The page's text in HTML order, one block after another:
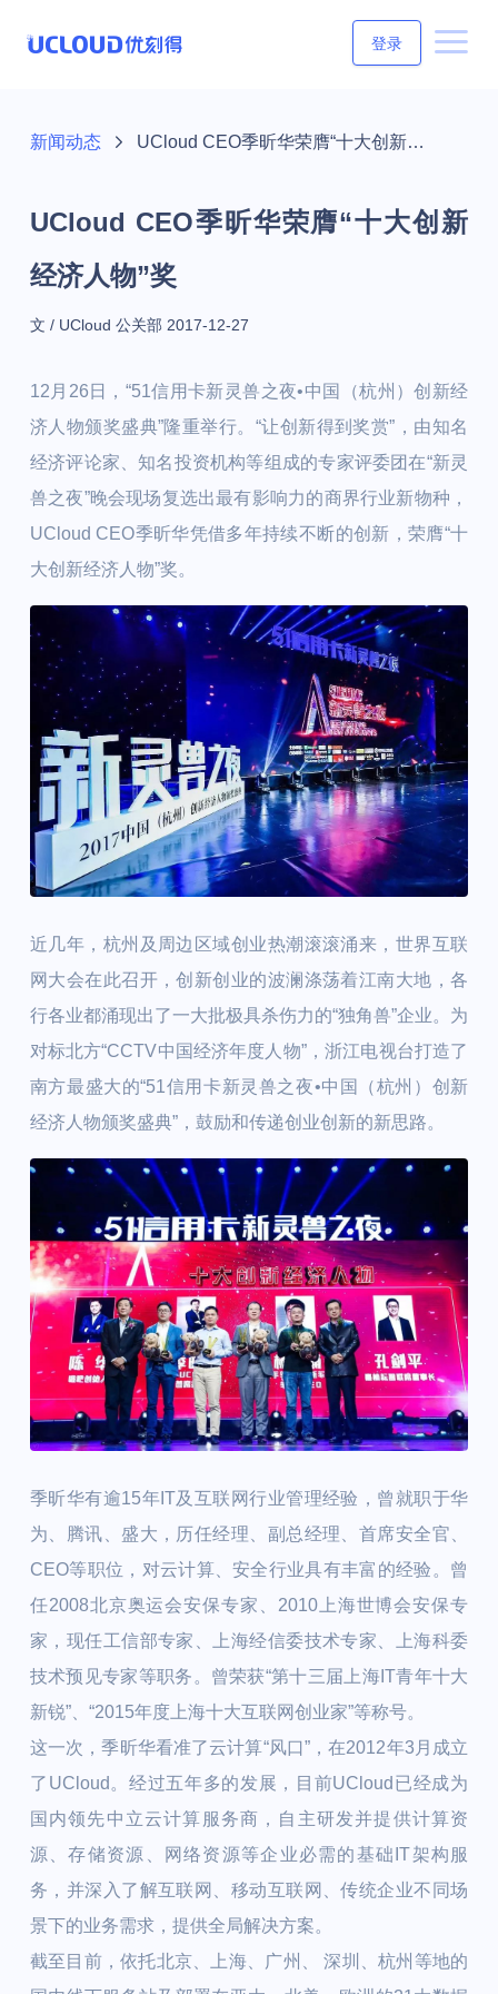
登录
新闻动态 UCloud CEO季昕华荣膺“十大创新经济人物”奖
UCloud CEO季昕华荣膺“十大创新
经济人物”奖
文 / UCloud 公关部 2017-12-27
12月26日，“51信用卡新灵兽之夜•中国（杭州）创新经
济人物颁奖盛典”隆重举行。“让创新得到奖赏”，由知名
经济评论家、知名投资机构等组成的专家评委团在“新灵
兽之夜”晚会现场复选出最有影响力的商界行业新物种，
UCloud CEO季昕华凭借多年持续不断的创新，荣膺“十
大创新经济人物”奖。
近几年，杭州及周边区域创业热潮滚滚涌来，世界互联
网大会在此召开，创新创业的波澜涤荡着江南大地，各
行各业都涌现出了一大批极具杀伤力的“独角兽”企业。为
对标北方“CCTV中国经济年度人物”，浙江电视台打造了
南方最盛大的“51信用卡新灵兽之夜•中国（杭州）创新
经济人物颁奖盛典”，鼓励和传递创业创新的新思路。
季昕华有逾15年IT及互联网行业管理经验，曾就职于华
为、腾讯、盛大，历任经理、副总经理、首席安全官、
CEO等职位，对云计算、安全行业具有丰富的经验。曾
任2008北京奥运会安保专家、2010上海世博会安保专
家，现任工信部专家、上海经信委技术专家、上海科委
技术预见专家等职务。曾荣获“第十三届上海IT青年十大
新锐”、“2015年度上海十大互联网创业家”等称号。
这一次，季昕华看准了云计算“风口”，在2012年3月成立
了UCloud。经过五年多的发展，目前UCloud已经成为
国内领先中立云计算服务商，自主研发并提供计算资
源、存储资源、网络资源等企业必需的基础IT架构服
务，并深入了解互联网、移动互联网、传统企业不同场
景下的业务需求，提供全局解决方案。
截至目前，依托北京、上海、广州、 深圳、杭州等地的